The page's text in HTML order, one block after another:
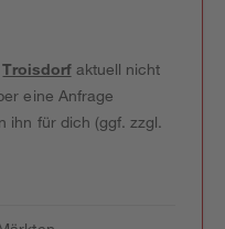
Troisdorfaktuell nicht
eine Anfrage
ihn für dich (ggf. zzgl.